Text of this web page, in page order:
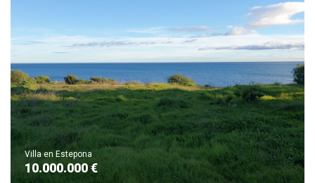
Villa en Estepona
10.000.000 €